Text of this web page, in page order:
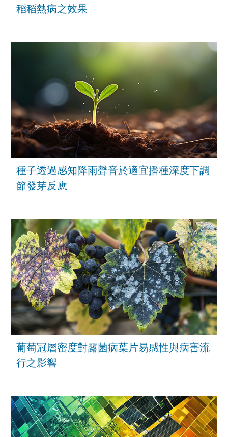
稻稻熱病之效果
種子透過感知降雨聲音於適宜播種深度下調
節發芽反應
葡萄冠層密度對露菌病葉片易感性與病害流
行之影響